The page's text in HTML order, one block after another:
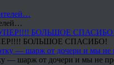
БОЛЬШОЕ СПАСИБО!
— шарж от дочери и мы не